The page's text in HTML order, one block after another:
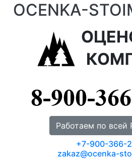
OCENKA-
Работаем по всей
+7-900-366-
zakaz@ocenka-